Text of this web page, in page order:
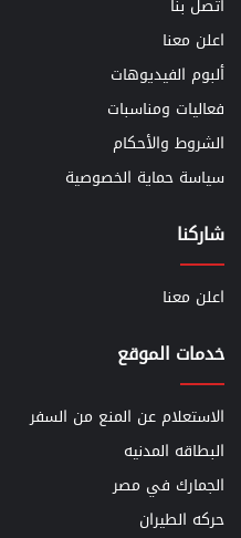
أتصل بنا
اعلن معنا
ألبوم الفيديوهات
فعاليات ومناسبات
الشروط والأحكام
سياسة حماية الخصوصية
شاركنا
اعلن معنا
خدمات الموقع
الاستعلام عن المنع من السفر
البطاقه المدنيه
الجمارك في مصر
حركه الطيران